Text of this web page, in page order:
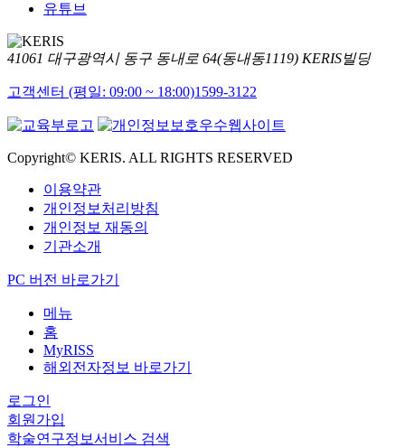
유튜브
41061 대구광역시 동구 동내로 64(동내동1119) KERIS빌딩
고객센터 (평일: 09:00 ~ 18:00)1599-3122
Copyright© KERIS. ALL RIGHTS RESERVED
이용약관
개인정보처리방침
개인정보 재동의
기관소개
PC 버전 바로가기
메뉴
홈
MyRISS
해외전자정보 바로가기
로그인
회원가입
학술연구정보서비스 검색